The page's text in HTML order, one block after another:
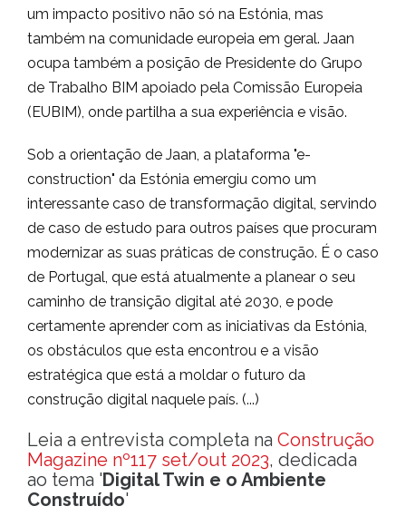
um impacto positivo não só na Estónia, mas
também na comunidade europeia em geral. Jaan
ocupa também a posição de Presidente do Grupo
de Trabalho BIM apoiado pela Comissão Europeia
(EUBIM), onde partilha a sua experiência e visão.
Sob a orientação de Jaan, a plataforma "e-
construction" da Estónia emergiu como um
interessante caso de transformação digital, servindo
de caso de estudo para outros países que procuram
modernizar as suas práticas de construção. É o caso
de Portugal, que está atualmente a planear o seu
caminho de transição digital até 2030, e pode
certamente aprender com as iniciativas da Estónia,
os obstáculos que esta encontrou e a visão
estratégica que está a moldar o futuro da
construção digital naquele país. (...)
Leia a entrevista completa na Construção
Magazine nº117 set/out 2023, dedicada
ao tema 'Digital Twin e o Ambiente
Construído'